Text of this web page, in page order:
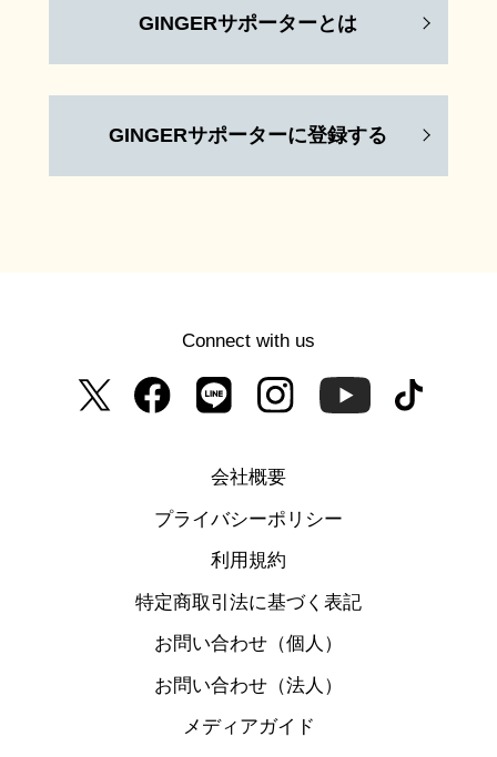
GINGERサポーターとは
GINGERサポーターに登録する
Connect with us
会社概要
プライバシーポリシー
利用規約
特定商取引法に基づく表記
お問い合わせ（個人）
お問い合わせ（法人）
メディアガイド